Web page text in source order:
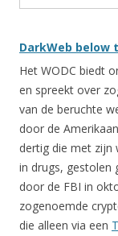
DarkWeb below
Het WODC biedt
en spreekt over
van de beruchte
door de
dertig die met zijn
in drugs, gestolen
door de FBI in
zogenoemde
die alleen via een